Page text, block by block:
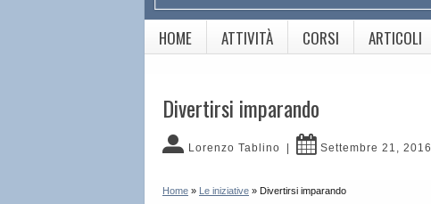
HOME ATTIVITÀ CORSI ARTICOLI
Divertirsi imparando
Lorenzo Tablino Settembre 21, 2016
Home » Le iniziative » Divertirsi imparando